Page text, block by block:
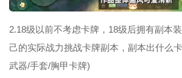
2.18级以前不考虑卡牌，18级后拥有副本
己的实际战力挑战卡牌副本，副本出什么
武器/手套/胸甲卡牌)